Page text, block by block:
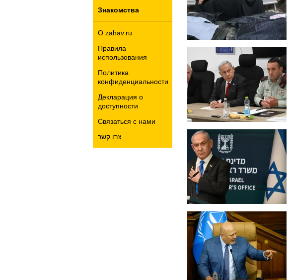
Знакомства
О zahav.ru
Правила
использования
Политика
конфиденциальности
Декларация о
доступности
Связаться с нами
צרו קשר